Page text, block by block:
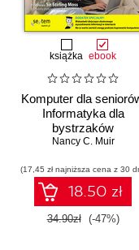
książka ebook
Komputer dla
Informatyka dla
bystrzaków
Nancy C. Muir
(17,45 zł najniższa cena z 30
18.50 zł
34.90zł (-47%)